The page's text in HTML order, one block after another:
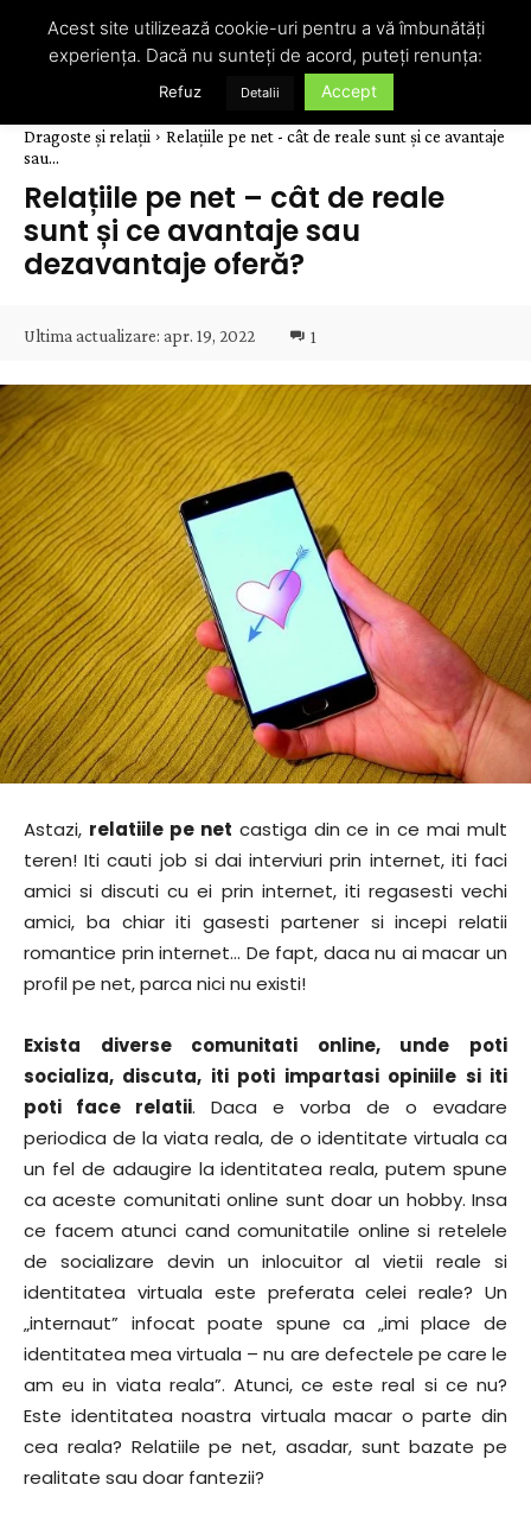
Dragoste și relații
Relațiile pe net - cât de reale sunt și ce avantaje
sau...
Relațiile pe net – cât de reale
sunt și ce avantaje sau
dezavantaje oferă?
Ultima actualizare: apr. 19, 2022 1
Astazi, relatiile pe net castiga din ce in ce mai mult
teren! Iti cauti job si dai interviuri prin internet, iti faci
amici si discuti cu ei prin internet, iti regasesti vechi
amici, ba chiar iti gasesti partener si incepi relatii
romantice prin internet… De fapt, daca nu ai macar un
profil pe net, parca nici nu existi!
Exista diverse comunitati online, unde poti
socializa, discuta, iti poti impartasi opiniile si iti
poti face relatii. Daca e vorba de o evadare
periodica de la viata reala, de o identitate virtuala ca
un fel de adaugire la identitatea reala, putem spune
ca aceste comunitati online sunt doar un hobby. Insa
ce facem atunci cand comunitatile online si retelele
de socializare devin un inlocuitor al vietii reale si
identitatea virtuala este preferata celei reale? Un
„internaut” infocat poate spune ca „imi place de
identitatea mea virtuala – nu are defectele pe care le
am eu in viata reala”. Atunci, ce este real si ce nu?
Este identitatea noastra virtuala macar o parte din
cea reala? Relatiile pe net, asadar, sunt bazate pe
realitate sau doar fantezii?
Acest site utilizează cookie-uri pentru a vă îmbunătăți
experiența. Dacă nu sunteți de acord, puteți renunța:
Refuz Detalii Accept